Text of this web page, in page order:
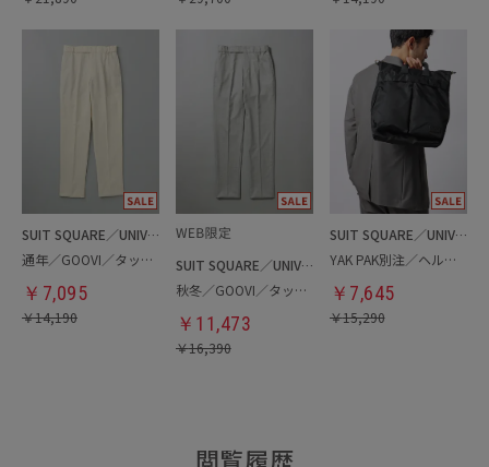
SUIT SQUARE／UNIVERSAL LANGUAGE
通年／GOOVI／タックテーパードパンツ
￥ 7,095
￥14,190
SUIT SQUARE／UNIVERSAL LANGUAGE
秋冬／GOOVI／タックテーパードパンツ
￥ 11,473
￥16,390
SUIT SQUARE／UNIVERSAL LANGUAGE
YAK PAK別注／ヘルメットバッグ
￥ 7,645
￥15,290
閲覧履歴